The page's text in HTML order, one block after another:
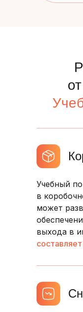
Учебный
в
может
выхода в